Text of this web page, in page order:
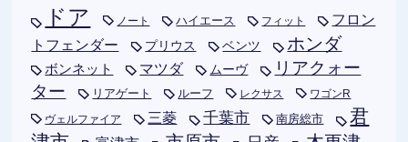
ドア
ノート ハイエース フィット
フロン
トフェンダー
プリウス ベンツ ホンダ
ボンネット マツダ ムーヴ
リアクォー
ター
リアゲート ルーフ レクサス ワゴンR
ヴェルファイア 三菱 千葉市 南房総市
君